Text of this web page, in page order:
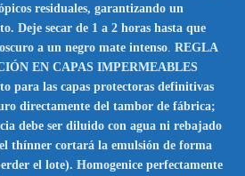
residuales, garantizando un
Deje secar de 1 a 2 horas hasta que
a un negro mate intenso REGLA
EN CAPAS IMPERMEABLES
para las capas protectoras definitivas
directamente del tambor de fábrica;
debe ser diluido con agua ni rebajado
thínner cortará la emulsión de forma
el lote). Homogenice perfectamente